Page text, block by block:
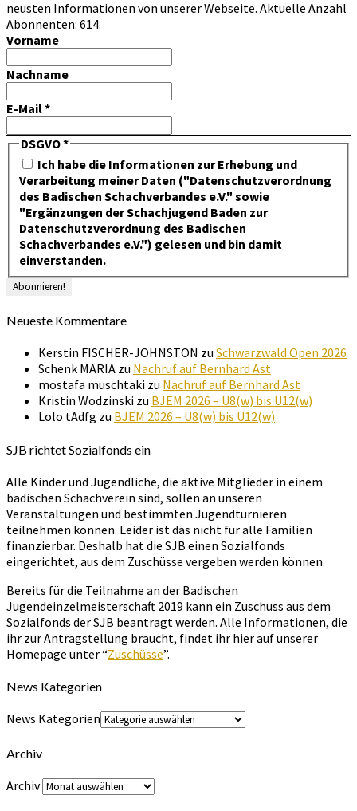
neusten Informationen von unserer Webseite. Aktuelle Anzahl
Abonnenten: 614.
Vorname
Nachname
E-Mail*
DSGVO*
Ich habe die Informationen zur Erhebung und
Verarbeitung meiner Daten ("Datenschutzverordnung
des Badischen Schachverbandes e.V." sowie
"Ergänzungen der Schachjugend Baden zur
Datenschutzverordnung des Badischen
Schachverbandes e.V.") gelesen und bin damit
einverstanden.
Neueste Kommentare
Kerstin FISCHER-JOHNSTON zu Schwarzwald Open 2026
Schenk MARIA zu Nachruf auf Bernhard Ast
mostafa muschtaki zu Nachruf auf Bernhard Ast
Kristin Wodzinski zu BJEM 2026 – U8(w) bis U12(w)
Lolo tAdfg zu BJEM 2026 – U8(w) bis U12(w)
SJB richtet Sozialfonds ein
Alle Kinder und Jugendliche, die aktive Mitglieder in einem
badischen Schachverein sind, sollen an unseren
Veranstaltungen und bestimmten Jugendturnieren
teilnehmen können. Leider ist das nicht für alle Familien
finanzierbar. Deshalb hat die SJB einen Sozialfonds
eingerichtet, aus dem Zuschüsse vergeben werden können.
Bereits für die Teilnahme an der Badischen
Jugendeinzelmeisterschaft 2019 kann ein Zuschuss aus dem
Sozialfonds der SJB beantragt werden. Alle Informationen, die
ihr zur Antragstellung braucht, findet ihr hier auf unserer
Homepage unter “Zuschüsse”.
News Kategorien
News Kategorien
Archiv
Archiv